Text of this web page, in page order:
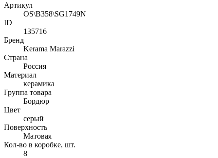
Артикул
OS\B358\SG1749N
ID
135716
Бренд
Kerama Marazzi
Страна
Россия
Материал
керамика
Группа товара
Бордюр
Цвет
серый
Поверхность
Матовая
Кол-во в коробке, шт.
8